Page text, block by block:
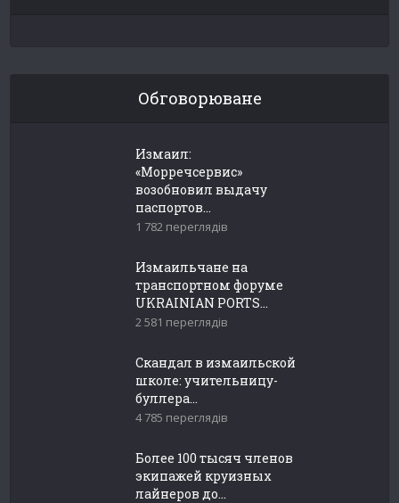
Обговорюване
Измаил:
«Морречсервис»
возобновил выдачу
паспортов...
1 782 переглядів
Измаильчане на
транспортном форуме
UKRAINIAN PORTS...
2 581 переглядів
Скандал в измаильской
школе: учительницу-
буллера...
4 785 переглядів
Более 100 тысяч членов
экипажей круизных
лайнеров до...